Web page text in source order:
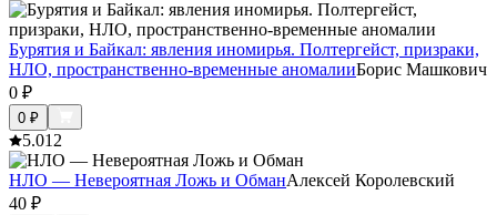
Бурятия и Байкал: явления иномирья. Полтергейст, призраки,
НЛО, пространственно-временные аномалииБорис Машкович
0 ₽
0 ₽
5.012
НЛО — Невероятная Ложь и ОбманАлексей Королевский
40 ₽